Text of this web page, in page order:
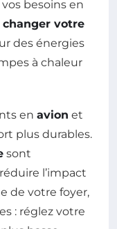
besoins en
changer votre
des énergies
à chaleur
en avion et
plus durables.
sont
l’impact
de votre foyer,
: réglez votre